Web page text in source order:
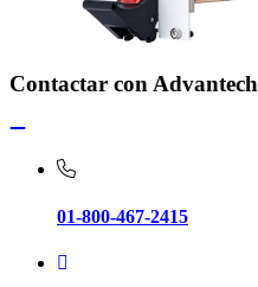
Contactar con Advantech
01-800-467-2415